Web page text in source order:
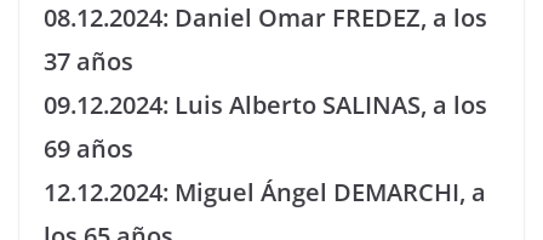
08.12.2024: Daniel Omar FREDEZ, a los
37 años
09.12.2024: Luis Alberto SALINAS, a los
69 años
12.12.2024: Miguel Ángel DEMARCHI, a